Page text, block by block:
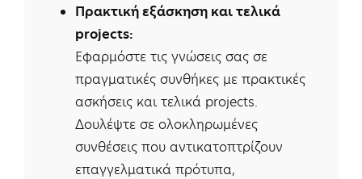
Πρακτική εξάσκηση και τελικά
projects:
Εφαρμόστε τις γνώσεις σας σε
πραγματικές συνθήκες με πρακτικές
ασκήσεις και τελικά projects.
Δουλέψτε σε ολοκληρωμένες
συνθέσεις που αντικατοπτρίζουν
επαγγελματικά πρότυπα,